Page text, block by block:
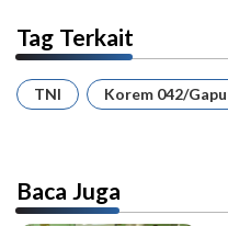
Tag Terkait
TNI Korem 042/Gapu
Baca Juga